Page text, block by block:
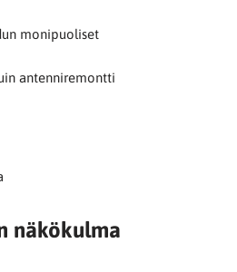
monipuoliset
antenniremontti
näkökulma